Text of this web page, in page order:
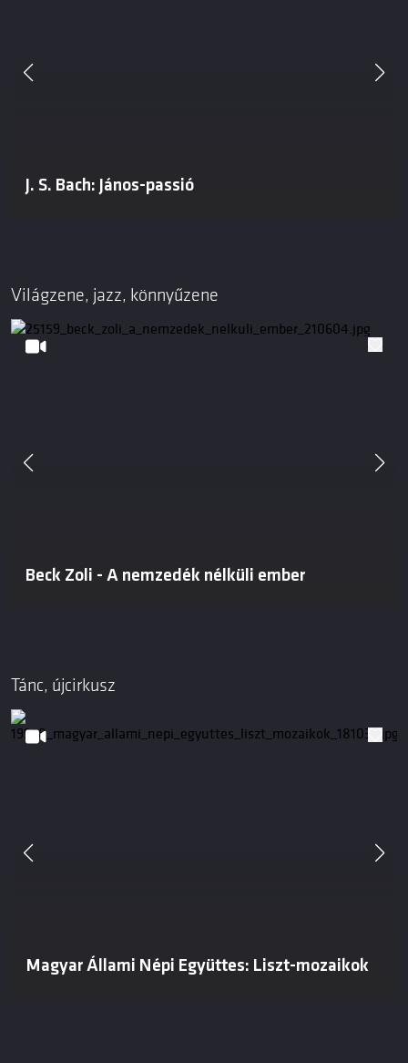
J. S. Bach: János-passió
Világzene, jazz, könnyűzene
Beck Zoli - A nemzedék nélküli ember
Tánc, újcirkusz
Magyar Állami Népi Együttes: Liszt-mozaikok